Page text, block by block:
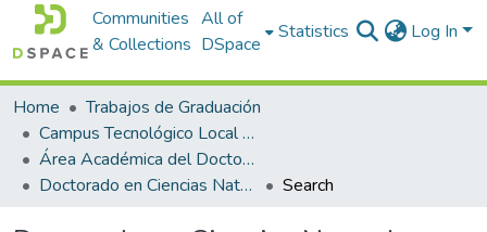
Communities
& Collections
All of
DSpace
Statistics Log In
Home
Trabajos de Graduación
Campus Tecnológico Local San Carlos
Área Académica del Doctorado en Ciencias Naturales para el Desarrollo
Doctorado en Ciencias Naturales para el Desarrollo
Search